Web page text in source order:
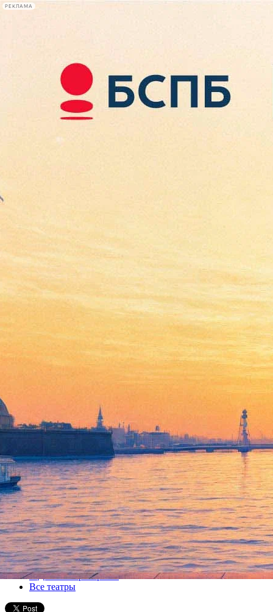
РЕКЛАМА
Сегодня:
2026.08.08
08:41
Афиша Plus
Рассказ о счастливой Москве
21 апреля 2012, суббота,19.00
Версия для печати
Все спектакли
МДТ – Театр Европы
Все театры